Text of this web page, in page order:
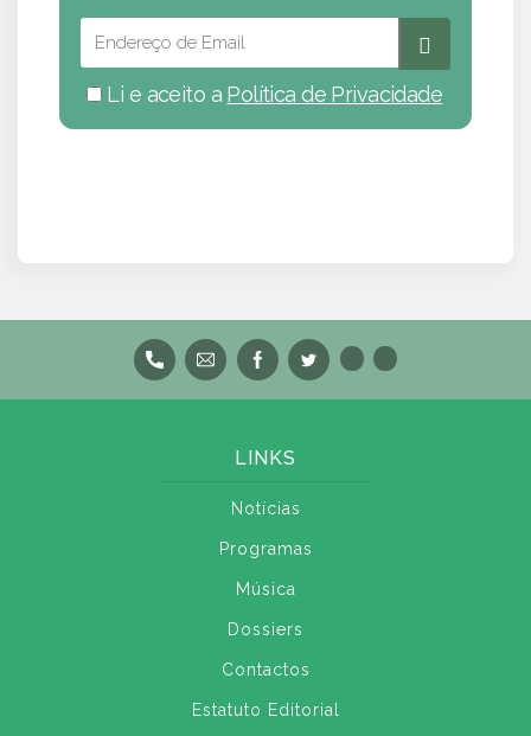
Li e aceito a Política de Privacidade
LINKS
Notícias
Programas
Música
Dossiers
Contactos
Estatuto Editorial